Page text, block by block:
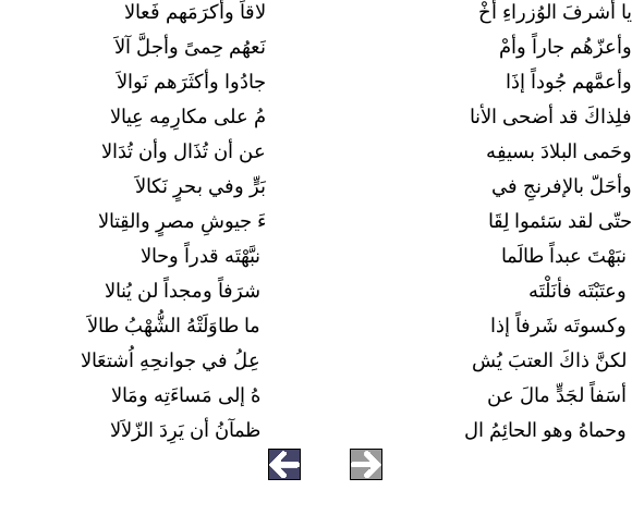
يا أشرفَ الوُزراءِ أخْ
لاقاً وأكرَمَهم فَعالا
وأعزّهُم جاراً وأمْ
نَعهُم حِمىً وأجلَّ آلاَ
وأعمَّهم جُوداً إذَا
جادُوا وأكثَرَهم نَوالاَ
فلِذاكَ قد أضحى الأنا
مُ على مكارِمِه عِيالا
وحَمى البلادَ بسيفِه
عن أن تُذَال وأن تُدَالا
وأحَلّ بالإفرنجِ في
بَرٍّ وفي بحرٍ نَكالاَ
حتّى لقد سَئموا لِقَا
ءَ جيوشِ مصرٍ والقِتالا
نبَهْتَ عبداً طالَما
نبَّهْتَه قدراً وحالا
وعتَبْتَه فأنَلْتَه
شرَفاً ومجداً لن يُنالا
وكسوتَه شَرفاً إذا
ما طاوَلَتْهُ الشُّهْبُ طالاَ
لكنَّ ذاكَ العتبَ يُش
عِلُ في جوانحِهِ اُشتعَالا
أسَفاً لجَدٍّ مالَ عن
هُ إلى مَساءَتِه ومَالا
وحماهُ وهو الحائِمُ ال ظمآنُ أن يَرِدَ الزّلاَلا